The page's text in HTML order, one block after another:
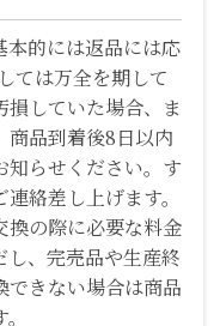
本的には返品には応
ては万全を期して
していた場合、ま
商品到着後8日以内
知らせください。す
絡差し上げます。
換の際に必要な料金
し、完売品や生産終
できない場合は商品